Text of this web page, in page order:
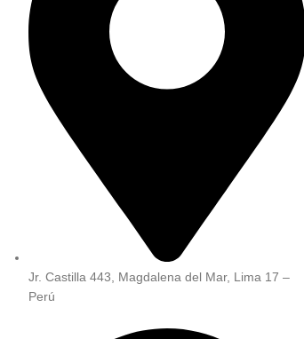
Jr. Castilla 443, Magdalena del Mar, Lima 17 –
Perú